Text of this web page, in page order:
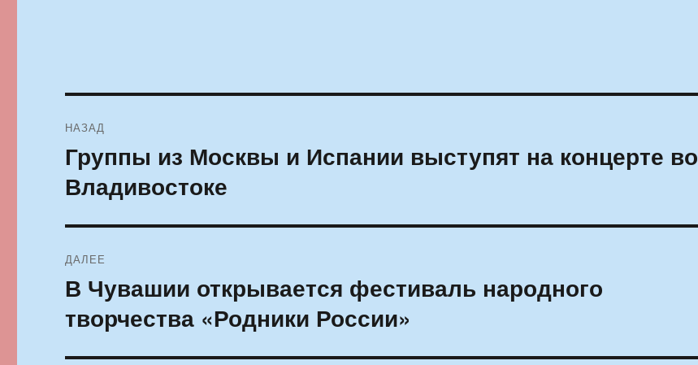
по
записям
НАЗАД
Предыдущая
запись:
Группы из Москвы и Испании выступят на концерте во
Владивостоке
ДАЛЕЕ
Следующая
запись:
В Чувашии открывается фестиваль народного
творчества «Родники России»